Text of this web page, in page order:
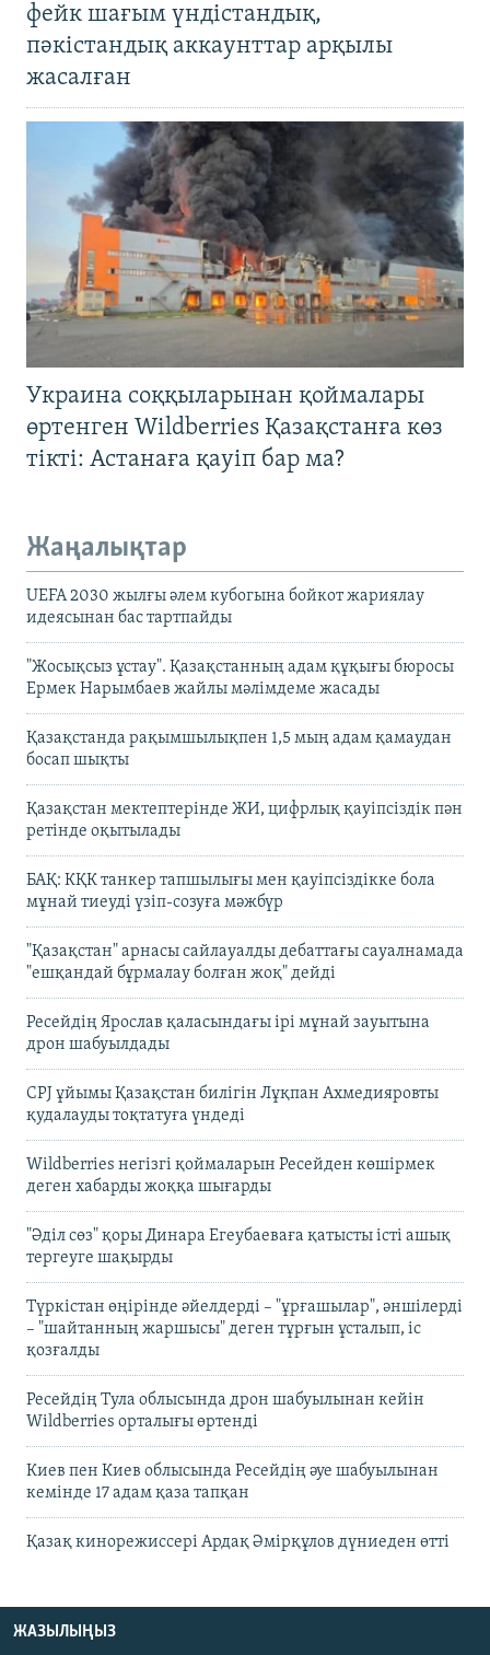
фейк шағым үндістандық,
пәкістандық аккаунттар арқылы
жасалған
Украина соққыларынан қоймалары
өртенген Wildberries Қазақстанға көз
тікті: Астанаға қауіп бар ма?
Жаңалықтар
UEFA 2030 жылғы әлем кубогына бойкот жариялау
идеясынан бас тартпайды
"Жосықсыз ұстау". Қазақстанның адам құқығы бюросы
Ермек Нарымбаев жайлы мәлімдеме жасады
Қазақстанда рақымшылықпен 1,5 мың адам қамаудан
босап шықты
Қазақстан мектептерінде ЖИ, цифрлық қауіпсіздік пән
ретінде оқытылады
БАҚ: КҚК танкер тапшылығы мен қауіпсіздікке бола
мұнай тиеуді үзіп-созуға мәжбүр
"Қазақстан" арнасы сайлауалды дебаттағы сауалнамада
"ешқандай бұрмалау болған жоқ" дейді
Ресейдің Ярослав қаласындағы ірі мұнай зауытына
дрон шабуылдады
CPJ ұйымы Қазақстан билігін Лұқпан Ахмедияровты
қудалауды тоқтатуға үндеді
Wildberries негізгі қоймаларын Ресейден көшірмек
деген хабарды жоққа шығарды
"Әділ сөз" қоры Динара Егеубаеваға қатысты істі ашық
тергеуге шақырды
Түркістан өңірінде әйелдерді – "ұрғашылар", әншілерді
– "шайтанның жаршысы" деген тұрғын ұсталып, іс
қозғалды
Ресейдің Тула облысында дрон шабуылынан кейін
Wildberries орталығы өртенді
Киев пен Киев облысында Ресейдің әуе шабуылынан
кемінде 17 адам қаза тапқан
Қазақ кинорежиссері Ардақ Әмірқұлов дүниеден өтті
ЖАЗЫЛЫҢЫЗ